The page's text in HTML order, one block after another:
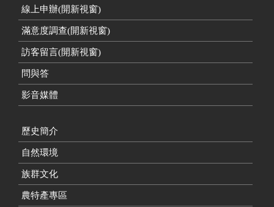
線上申辦(開新視窗)
滿意度調查(開新視窗)
訪客留言(開新視窗)
問與答
影音媒體
歷史簡介
自然環境
族群文化
農特產專區